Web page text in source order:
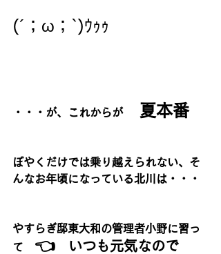
(´；ω；`)ｳｩｩ
・・・が、これからが 夏本番
ぼやくだけでは乗り越えられない、そ
んなお年頃になっている北川は・・・
やすらぎ邸東大和の管理者小野に習っ
て 👈 いつも元気なので